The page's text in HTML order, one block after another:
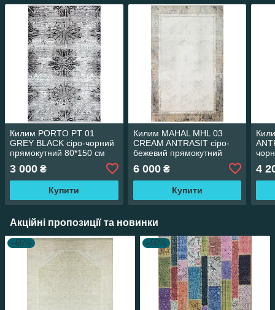
Килим PORTO PT 01
GREY BLACK сіро-чорний
прямокутний 80*150 см
3 000 ₴
Купити
Килим MAHAL MHL 03
CREAM ANTRASIT сіро-
бежевий прямокутний
6 000₴
Купити
4
Акційні пропозиції та новинки
–65% –50%